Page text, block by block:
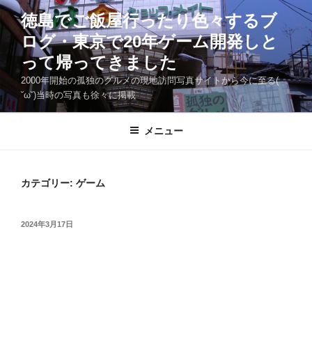
コ
ン
テ
ツ
へ
ス
徳島でご飯屋行ったり色々するブ
ログ・東京で20年ゲーム開発しと
って帰ってきました
2000年開始の孤独のグルメの現地訪問写真サイトから今に至る(
˘ω˘)当時の写真も徐々に掲載
メニュー
カテゴリー: ゲーム
投
2024年3月17日